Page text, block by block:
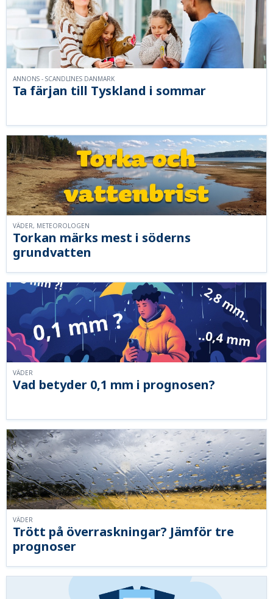
Ta färjan till Tyskland i sommar
ANNONS - SCANDLINES DANMARK
Torkan märks mest i söderns
grundvatten
VÄDER, METEOROLOGEN
Vad betyder 0,1 mm i prognosen?
VÄDER
Trött på överraskningar? Jämför tre
prognoser
VÄDER